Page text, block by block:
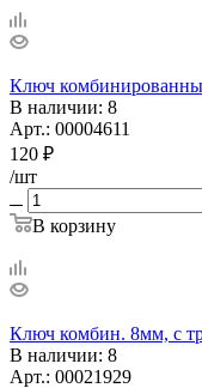
Ключ
В наличии: 8
Арт.: 00004611
120 ₽
/шт
В корзину
Ключ комбин. 8мм, с
В наличии: 8
Арт.: 00021929